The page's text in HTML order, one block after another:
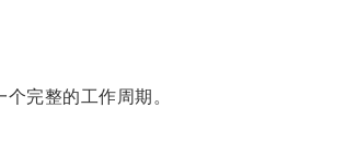
完整的工作周期。